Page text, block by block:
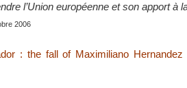
l’Union européenne et son apport à
2006
: the fall of Maximiliano